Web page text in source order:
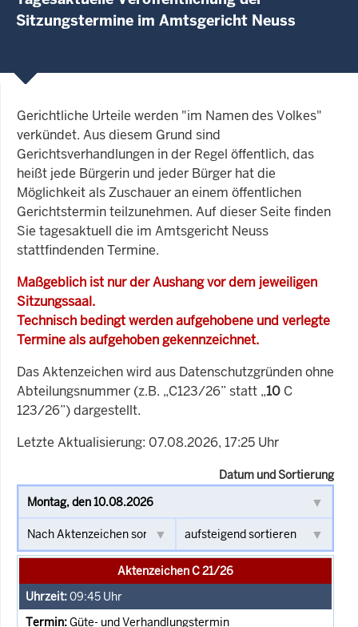
Sitzungstermine im Amtsgericht Neuss
Gerichtliche Urteile werden "im Namen des Volkes"
verkündet. Aus diesem Grund sind
Gerichtsverhandlungen in der Regel öffentlich, das
heißt jede Bürgerin und jeder Bürger hat die
Möglichkeit als Zuschauer an einem öffentlichen
Gerichtstermin teilzunehmen. Auf dieser Seite finden
Sie tagesaktuell die im Amtsgericht Neuss
stattfindenden Termine.
Maßgeblich ist nur der Aushang vor dem jeweiligen
Sitzungssaal.
Technisch bedingt werden aufgehobene und verlegte
Termine als aufgehoben gekennzeichnet.
Das Aktenzeichen wird aus Datenschutzgründen ohne
Abteilungsnummer (z.B. „C123/26” statt „10 C
123/26”) dargestellt.
Letzte Aktualisierung: 07.08.2026, 17:25 Uhr
Datum und Sortierung
Aktenzeichen C 21/26
09:45 Uhr
Güte- und Verhandlungstermin